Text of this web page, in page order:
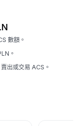
數額。
。
出或交易 ACS。